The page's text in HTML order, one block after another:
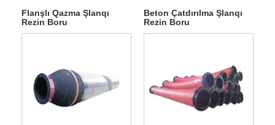
Flanşlı Qazma Şlanqı
Rezin Boru
Beton Çatdırılma Şlanqı
Rezin Boru